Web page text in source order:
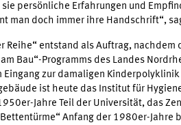
persönliche Erfahrungen und
man doch immer ihre Handschrift“,
Reihe“ entstand als Auftrag,
Bau“-Programms des Landes
zur damaligen
ist heute das Institut für
Jahre Teil der Universität, das
Anfang der 1980er-Jahre